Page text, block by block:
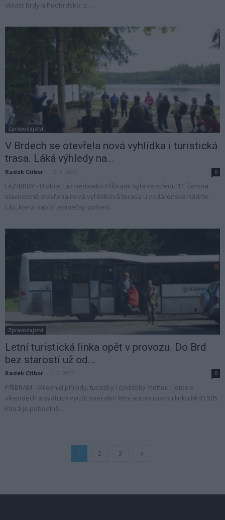
oblast Brdy a Podbrdsko, z....
Zpravodajství
V Brdech se otevřela nová vyhlídka i turistická
trasa. Láká výhledy na...
Radek Ctibor 0
LÁZ/BRDY - U obce Láz nedaleko Příbrami byla ve středu 11. června
slavnostně otevřena nová vyhlídková terasa u vodárenské nádrže
Láz, která nabízí jedinečný pohled...
Zpravodajství
Letní turistická linka opět v provozu. Do Brd
bez starostí už od...
Radek Ctibor 0
PŘÍBRAM - Milovníci přírody, turistiky i cyklistiky mohou i letos o
víkendech a svátcích využít speciální letní autobusovou linku MHD 505,
která je pohodlně...
1 2 3